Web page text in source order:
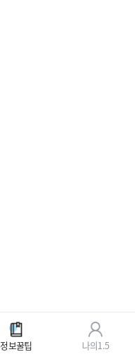
정보꿀팁 나의1.5